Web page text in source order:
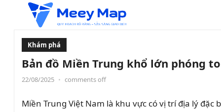
Khám phá
Bản đồ Miền Trung khổ lớn phóng
22/08/2025 • comments off
Miền Trung Việt Nam là khu vực có vị trí địa lý